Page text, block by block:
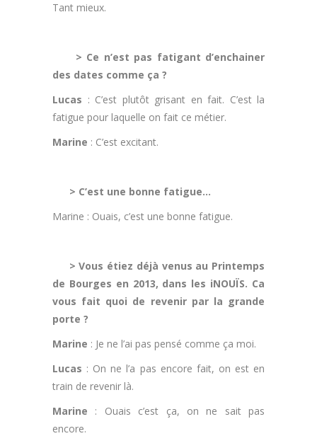
Tant mieux.
> Ce n’est pas fatigant d’enchainer
des dates comme ça ?
Lucas : C’est plutôt grisant en fait. C’est la
fatigue pour laquelle on fait ce métier.
Marine : C’est excitant.
> C’est une bonne fatigue…
Marine : Ouais, c’est une bonne fatigue.
> Vous étiez déjà venus au Printemps
de Bourges en 2013, dans les iNOUÏS. Ca
vous fait quoi de revenir par la grande
porte ?
Marine : Je ne l’ai pas pensé comme ça moi.
Lucas : On ne l’a pas encore fait, on est en
train de revenir là.
Marine : Ouais c’est ça, on ne sait pas
encore.